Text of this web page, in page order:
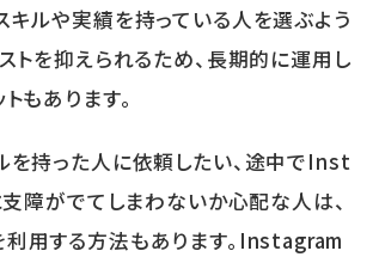
キルや実績を持っている人を選ぶよう
ストを抑えられるため、長期的に運用し
もあります。
を持った人に依頼したい、途中でInst
障がでてしまわないか心配な人は、
用する方法もあります。Instagram